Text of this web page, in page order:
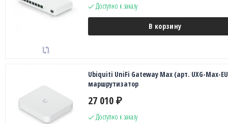
Доступно к заказу
В корзину
Ubiquiti UniFi Gateway Max (арт. UXG-Max-
маршрутизатор
27 010 ₽
Доступно к заказу